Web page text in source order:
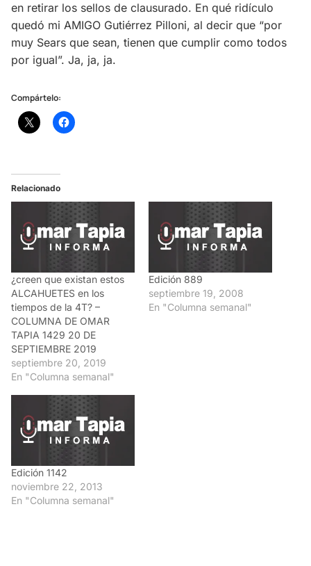
en retirar los sellos de clausurado. En qué ridículo
quedó mi AMIGO Gutiérrez Pilloni, al decir que “por
muy Sears que sean, tienen que cumplir como todos
por igual”. Ja, ja, ja.
Compártelo:
Relacionado
¿creen que existan estos
ALCAHUETES en los
tiempos de la 4T? –
COLUMNA DE OMAR
TAPIA 1429 20 DE
SEPTIEMBRE 2019
septiembre 20, 2019
En "Columna semanal"
Edición 889
septiembre 19, 2008
En "Columna semanal"
Edición 1142
noviembre 22, 2013
En "Columna semanal"